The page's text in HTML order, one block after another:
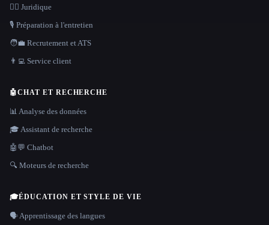
👩‍⚖️ Juridique
🎙️ Préparation à l'entretien
🧑‍💼 Recrutement et ATS
👨‍💻 Service client
🤖CHAT ET RECHERCHE
📊 Analyse des données
🎓 Assistant de recherche
🤖💬 Chatbot
🔍 Moteurs de recherche
🎓ÉDUCATION ET STYLE DE VIE
🗣️ Apprentissage des langues